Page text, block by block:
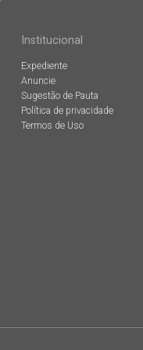
Institucional
Expediente
Anuncie
Sugestão de Pauta
Política de privacidade
Termos de Uso